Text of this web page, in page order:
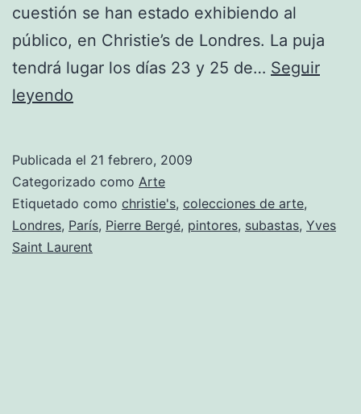
cuestión se han estado exhibiendo al
público, en Christie’s de Londres. La puja
tendrá lugar los días 23 y 25 de… Seguir
leyendo
de
Yves
Saint
Laurent
Publicada el 21 febrero, 2009
Categorizado como Arte
Etiquetado como christie's, colecciones de arte,
Londres, París, Pierre Bergé, pintores, subastas, Yves
Saint Laurent